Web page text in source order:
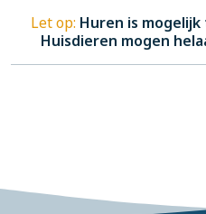
Let op: Huren is mogelijk
Huisdieren mogen